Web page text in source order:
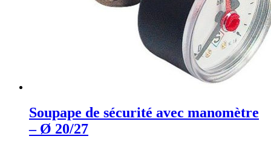
Soupape de sécurité avec manomètre
– Ø 20/27